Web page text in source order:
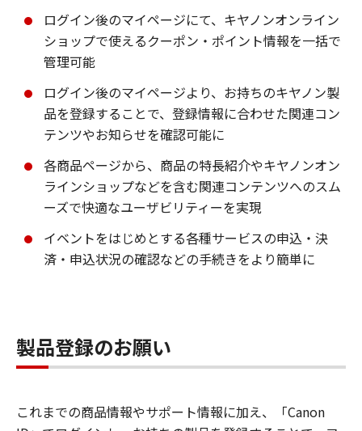
ログイン後のマイページにて、キヤノンオンライン
ショップで使えるクーポン・ポイント情報を一括で
管理可能
ログイン後のマイページより、お持ちのキヤノン製
品を登録することで、登録情報に合わせた関連コン
テンツやお知らせを確認可能に
各商品ページから、商品の特長紹介やキヤノンオン
ラインショップなどを含む関連コンテンツへのスム
ーズで快適なユーザビリティーを実現
イベントをはじめとする各種サービスの申込・決
済・申込状況の確認などの手続きをより簡単に
製品登録のお願い
これまでの商品情報やサポート情報に加え、「Canon